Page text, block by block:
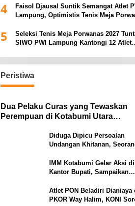
4
Faisol Djausal Suntik Semangat Atlet
Lampung, Optimistis Tenis Meja
5
Seleksi Tenis Meja Porwanas 2027
SIWO PWI Lampung Kantongi 12 Atlet
Peristiwa
Dua Pelaku Curas yang Tewaskan
Perempuan di Kotabumi Utara
Diduga Dipicu Persoalan
Undangan Khitanan,
Tertembak
IMM Kotabumi Gelar Aksi di
Kantor Bupati, Sampaikan
Pemkab Lampung Utara
Atlet PON Beladiri Dianiaya
PKOR Way Halim, KONI